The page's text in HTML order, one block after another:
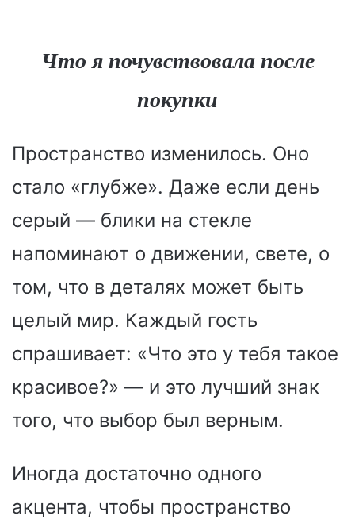
Что я почувствовала после
покупки
Пространство изменилось. Оно
стало «глубже». Даже если день
серый — блики на стекле
напоминают о движении, свете, о
том, что в деталях может быть
целый мир. Каждый гость
спрашивает: «Что это у тебя такое
красивое?» — и это лучший знак
того, что выбор был верным.
Иногда достаточно одного
акцента, чтобы пространство